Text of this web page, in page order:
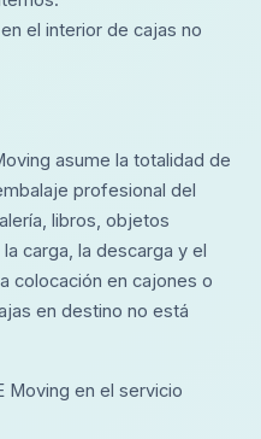
el interior de cajas no
asume la totalidad de
profesional del
libros, objetos
carga, la descarga y el
colocación en cajones o
en destino no está
Moving en el servicio